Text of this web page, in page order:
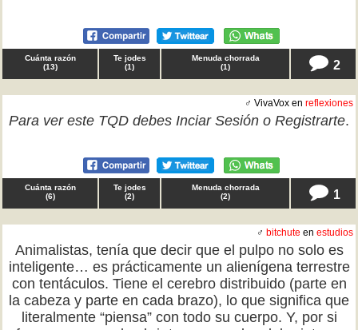
Cuánta razón
(13)
Te jodes
(1)
Menuda chorrada
(1) 2
♂ VivaVox en reflexiones
Para ver este TQD debes Inciar Sesión o Registrarte.
Cuánta razón
(6)
Te jodes
(2)
Menuda chorrada
(2) 1
♂ bitchute en estudios
Animalistas, tenía que decir que el pulpo no solo es
inteligente… es prácticamente un alienígena terrestre
con tentáculos. Tiene el cerebro distribuido (parte en
la cabeza y parte en cada brazo), lo que significa que
literalmente “piensa” con todo su cuerpo. Y, por si